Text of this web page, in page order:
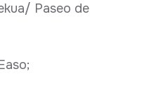
Paseo de